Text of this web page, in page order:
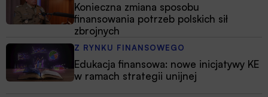
Konieczna zmiana sposobu
finansowania potrzeb polskich sił
zbrojnych
Z RYNKU FINANSOWEGO
Edukacja finansowa: nowe inicjatywy KE
w ramach strategii unijnej